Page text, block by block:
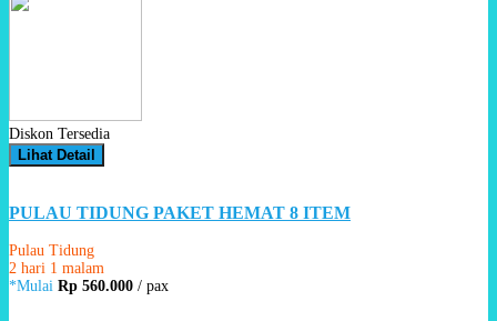
Diskon Tersedia
Lihat Detail
PULAU TIDUNG PAKET HEMAT 8 ITEM
Pulau Tidung
2 hari 1 malam
*Mulai Rp 560.000 / pax